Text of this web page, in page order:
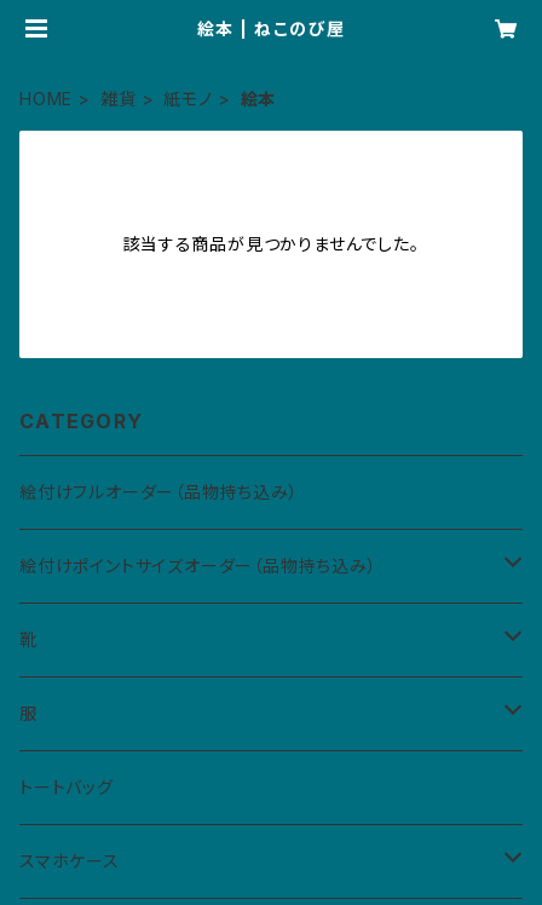
絵本 | ねこのび屋
HOME 雑貨 紙モノ 絵本
該当する商品が見つかりませんでした。
CATEGORY
絵付けフルオーダー（品物持ち込み）
絵付けポイントサイズオーダー（品物持ち込み）
Sサイズ（5cm四方、2カ所まで）
Mサイズ（10cm四方、1カ所）
靴
レディース
ハイカットスニーカー
スリッポン
メンズ
ベビー・キッズ
服
Tシャツ
男女共用S
シャツ
トートバッグ
スマホケース